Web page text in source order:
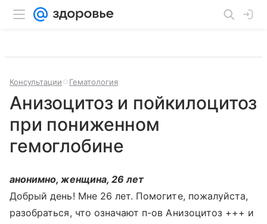
Консультации Гематология
Анизоцитоз и пойкилоцитоз
при пониженном
гемоглобине
анонимно, женщина, 26 лет
Добрый день! Мне 26 лет. Помогите, пожалуйста,
разобраться, что означают п-ов Анизоцитоз +++ и